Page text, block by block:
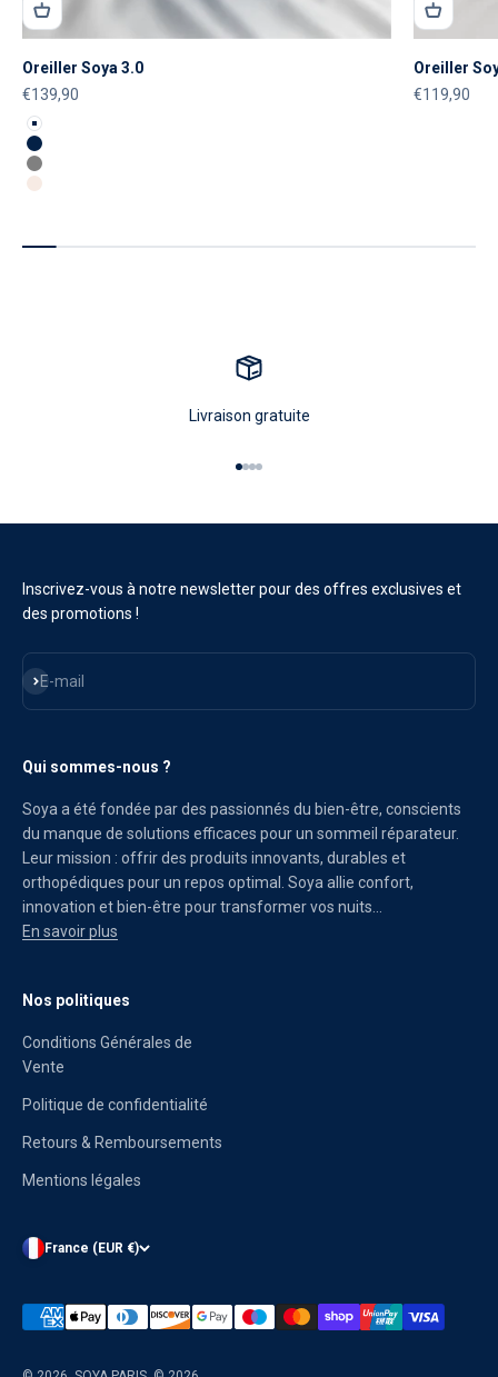
Oreiller Soya 3.0
Prix de vente
€139,90
Couleur
Blanc
Bleu
Gris
Beige
Oreiller
Prix de
€119,90
Livraison gratuite
Inscrivez-vous à notre newsletter pour des offres exclusives et
des promotions !
E-mail
S'inscrire
Qui sommes-nous ?
Soya a été fondée par des passionnés du bien-être, conscients
du manque de solutions efficaces pour un sommeil réparateur.
Leur mission : offrir des produits innovants, durables et
orthopédiques pour un repos optimal. Soya allie confort,
innovation et bien-être pour transformer vos nuits...
En savoir plus
Nos politiques
Conditions Générales de
Vente
Politique de confidentialité
Retours & Remboursements
Mentions légales
France (EUR €)